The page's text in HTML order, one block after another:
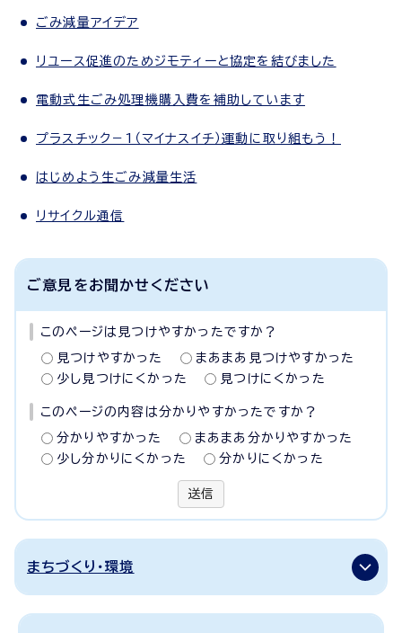
ごみ減量アイデア
リユース促進のためジモティーと協定を結びました
電動式生ごみ処理機購入費を補助しています
プラスチック－1（マイナスイチ）運動に取り組もう！
はじめよう生ごみ減量生活
リサイクル通信
ご意見をお聞かせください
このページは見つけやすかったですか？
見つけやすかった
まあまあ見つけやすかった
少し見つけにくかった
見つけにくかった
このページの内容は分かりやすかったですか？
分かりやすかった
まあまあ分かりやすかった
少し分かりにくかった
分かりにくかった
送信
まちづくり・環境